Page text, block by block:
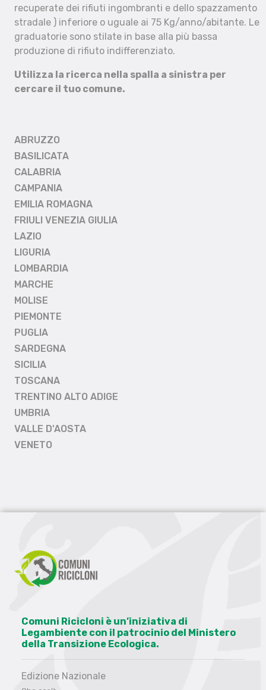
recuperate dei rifiuti ingombranti e dello spazzamento
stradale ) inferiore o uguale ai 75 Kg/anno/abitante. Le
graduatorie sono stilate in base alla più bassa
produzione di rifiuto indifferenziato.
Utilizza la ricerca nella spalla a sinistra per
cercare il tuo comune.
ABRUZZO
BASILICATA
CALABRIA
CAMPANIA
EMILIA ROMAGNA
FRIULI VENEZIA GIULIA
LAZIO
LIGURIA
LOMBARDIA
MARCHE
MOLISE
PIEMONTE
PUGLIA
SARDEGNA
SICILIA
TOSCANA
TRENTINO ALTO ADIGE
UMBRIA
VALLE D'AOSTA
VENETO
Comuni Ricicloni è un’iniziativa di
Legambiente con il patrocinio del Ministero
della Transizione Ecologica.
Edizione Nazionale